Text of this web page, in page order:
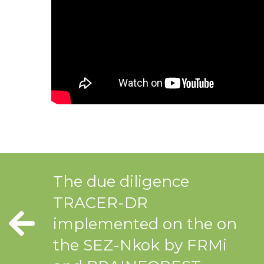
The due diligence
TRACER-DR
implemented on the on
the SEZ-Nkok by FRMi